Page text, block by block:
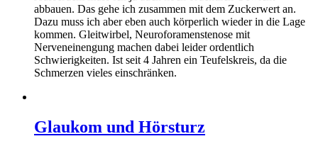
abbauen. Das gehe ich zusammen mit dem Zuckerwert an.
Dazu muss ich aber eben auch körperlich wieder in die Lage
kommen. Gleitwirbel, Neuroforamenstenose mit
Nerveneinengung machen dabei leider ordentlich
Schwierigkeiten. Ist seit 4 Jahren ein Teufelskreis, da die
Schmerzen vieles einschränken.
Glaukom und Hörsturz